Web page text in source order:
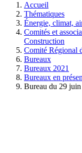
Accueil
Thématiques
Énergie, climat,
Comités et
Construction
Comité Régional
Bureaux
Bureaux 2021
Bureaux en
Bureau du 29 juin